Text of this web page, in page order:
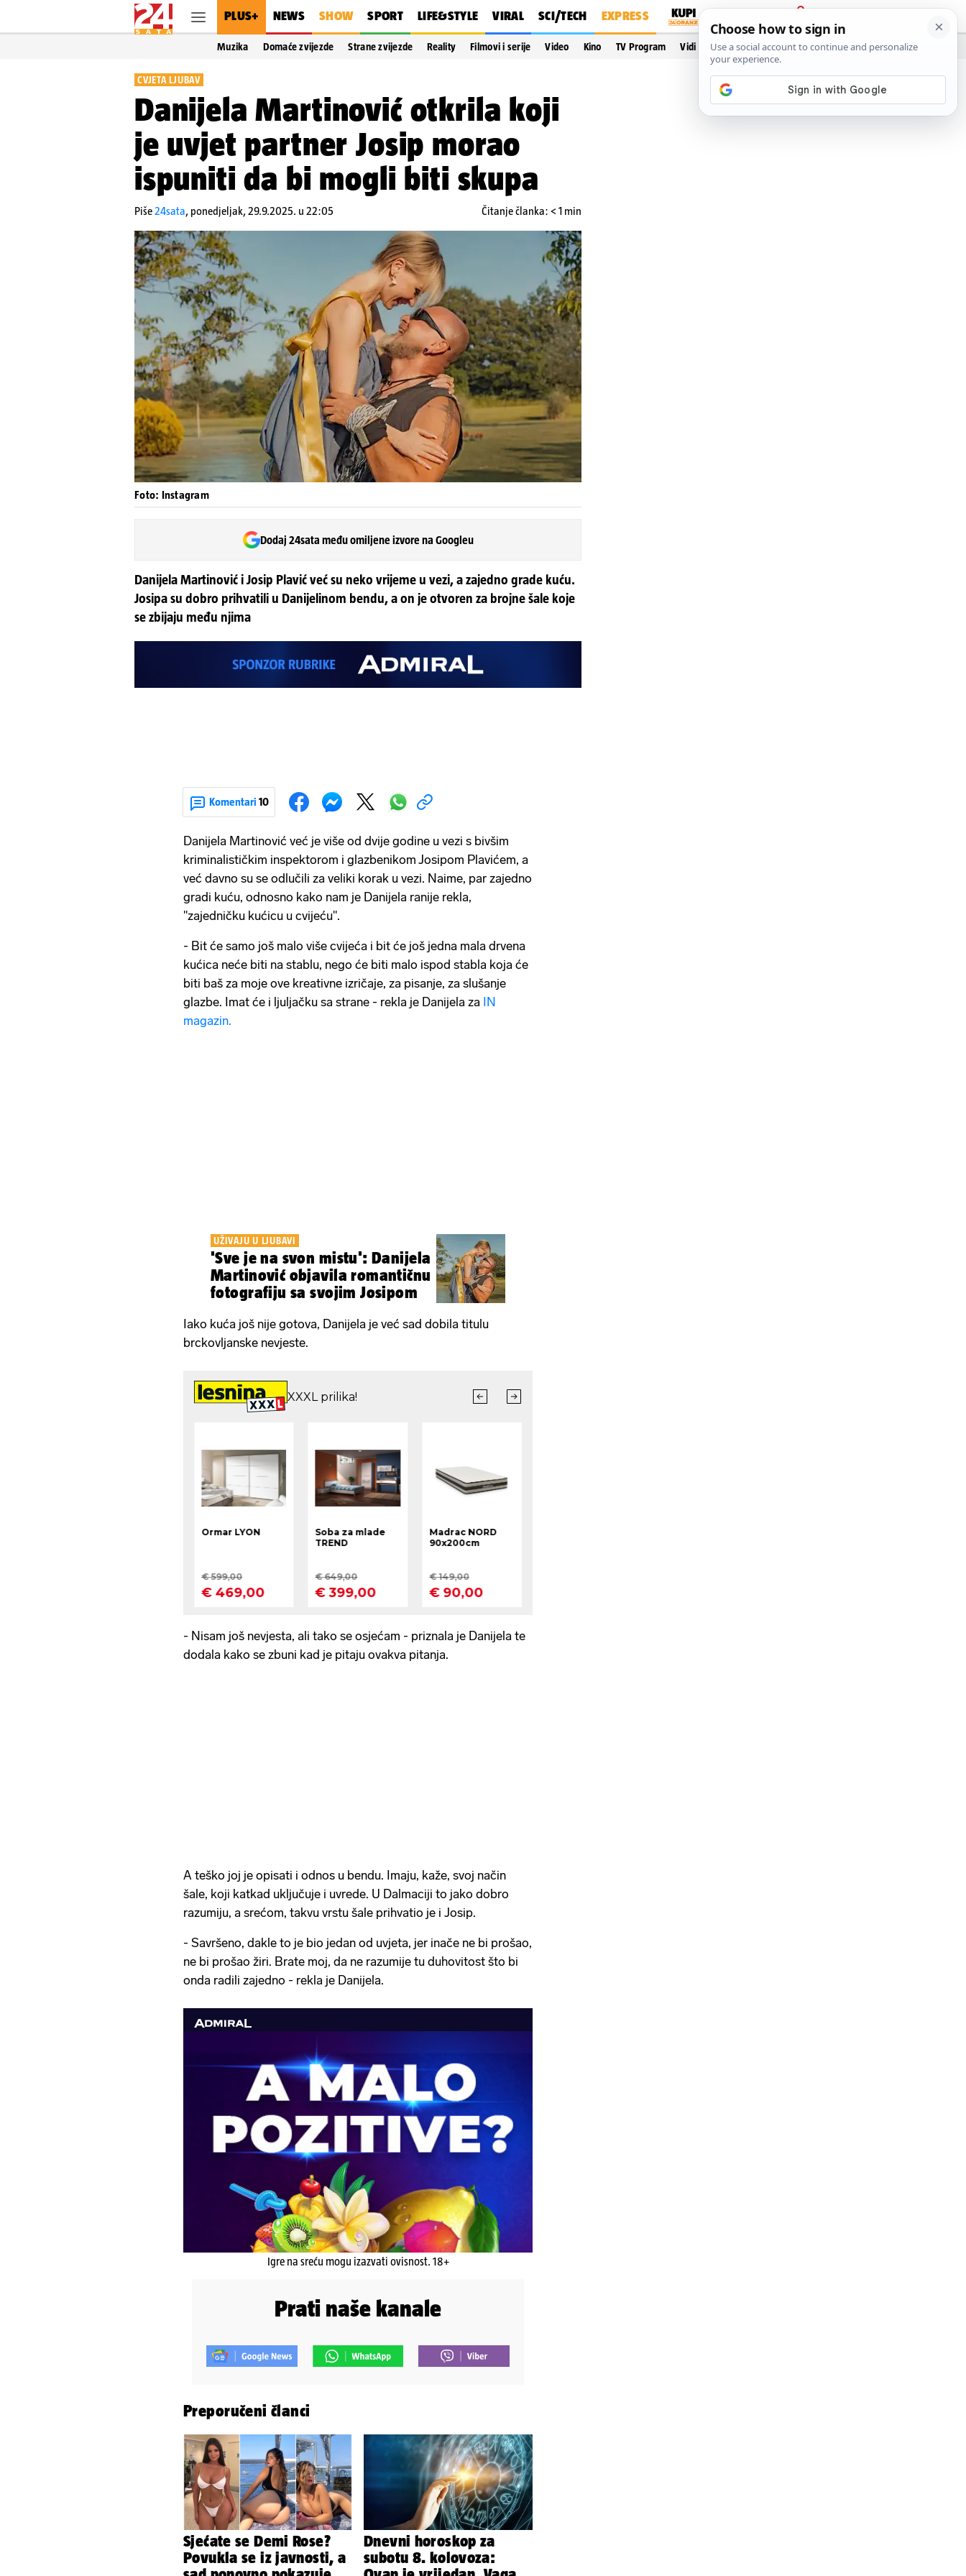
PLUS+ NEWS SHOW SPORT LIFE&STYLE VIRAL SCI/TECH EXPRESS
PRIJAVA
Muzika Domaće zvijezde Strane zvijezde Reality Filmovi i serije Video Kino TV Program Vidi još…
CVJETA LJUBAV
Danijela Martinović otkrila koji
je uvjet partner Josip morao
ispuniti da bi mogli biti skupa
Piše24sata, ponedjeljak, 29.9.2025. u 22:05 Čitanje članka: < 1 min
Foto: Instagram
Dodaj 24sata među omiljene izvore na Googleu
Danijela Martinović i Josip Plavić već su neko vrijeme u vezi, a zajedno grade kuću.
Josipa su dobro prihvatili u Danijelinom bendu, a on je otvoren za brojne šale koje
se zbijaju među njima
Komentari 10
Danijela Martinović već je više od dvije godine u vezi s bivšim
kriminalističkim inspektorom i glazbenikom Josipom Plavićem, a
već davno su se odlučili za veliki korak u vezi. Naime, par zajedno
gradi kuću, odnosno kako nam je Danijela ranije rekla,
''zajedničku kućicu u cvijeću''.
- Bit će samo još malo više cvijeća i bit će još jedna mala drvena
kućica neće biti na stablu, nego će biti malo ispod stabla koja će
biti baš za moje ove kreativne izričaje, za pisanje, za slušanje
glazbe. Imat će i ljuljačku sa strane - rekla je Danijela za IN
magazin.
UŽIVAJU U LJUBAVI
'Sve je na svon mistu': Danijela
Martinović objavila romantičnu
fotografiju sa svojim Josipom
Iako kuća još nije gotova, Danijela je već sad dobila titulu
brckovljanske nevjeste.
- Nisam još nevjesta, ali tako se osjećam - priznala je Danijela te
dodala kako se zbuni kad je pitaju ovakva pitanja.
A teško joj je opisati i odnos u bendu. Imaju, kaže, svoj način
šale, koji katkad uključuje i uvrede. U Dalmaciji to jako dobro
razumiju, a srećom, takvu vrstu šale prihvatio je i Josip.
- Savršeno, dakle to je bio jedan od uvjeta, jer inače ne bi prošao,
ne bi prošao žiri. Brate moj, da ne razumije tu duhovitost što bi
onda radili zajedno - rekla je Danijela.
Igre na sreću mogu izazvati ovisnost. 18+
Prati naše kanale
Preporučeni članci
Sjećate se Demi Rose?
Povukla se iz javnosti, a
Dnevni horoskop za
subotu 8. kolovoza: